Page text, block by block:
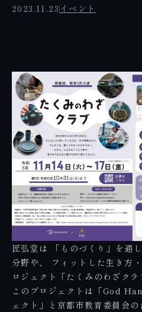
2023.11.23 イベント
匠弘堂は 「ものづくり」を通
分野や、 フィットした生き方
ロジェクト「たくみのわざクラ
このプロジェクトは「God
ェクト」と京都市教育委員会の